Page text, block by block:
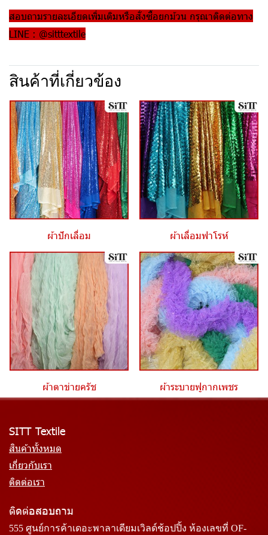
สอบถามรายละเอียดเพิ่มเติมหรือสั่งซื้อยกม้วน กรุณาติดต่อทาง
LINE : @sitttextile
สินค้าที่เกี่ยวข้อง
ผ้าปักเลื่อม ผ้าเลื่อมฟาโรห์
ผ้าตาข่ายครัช ผ้าระบายฟูกากเพชร
SITT Textile
สินค้าทั้งหมด
เกี่ยวกับเรา
ติดต่อเรา
ติดต่อสอบถาม
555 ศูนย์การค้าเดอะพาลาเดียมเวิลด์ช้อปปิ้ง ห้องเลขที่ OF-